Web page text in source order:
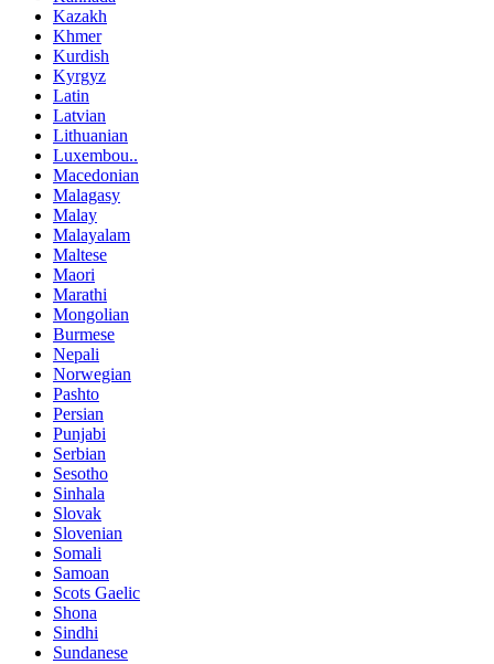
Kazakh
Khmer
Kurdish
Kyrgyz
Latin
Latvian
Lithuanian
Luxembou..
Macedonian
Malagasy
Malay
Malayalam
Maltese
Maori
Marathi
Mongolian
Burmese
Nepali
Norwegian
Pashto
Persian
Punjabi
Serbian
Sesotho
Sinhala
Slovak
Slovenian
Somali
Samoan
Scots Gaelic
Shona
Sindhi
Sundanese